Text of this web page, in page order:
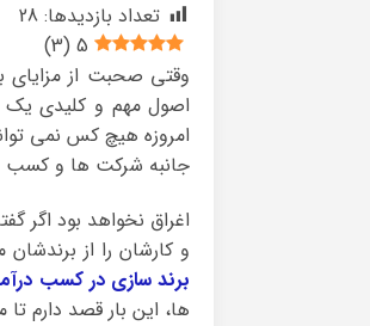
تعداد بازدیدها: 28
5
(
3
)
وقتی صحبت از مزایای
اصول مهم و کلیدی یک
امروزه هیچ کس نمی
جانبه شرکت ها و کسب
اغراق نخواهد بود اگر
و کارشان را از
برند سازی در کسب
ها، این بار قصد دارم